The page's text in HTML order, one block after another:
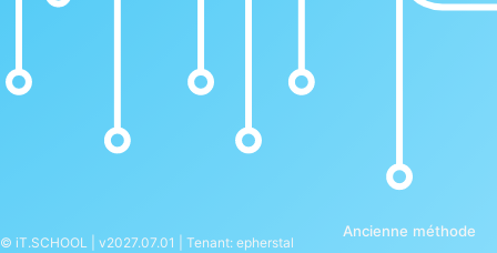
© iT.SCHOOL | v2027.07.01 | Tenant: epherstal
Ancienne méthode